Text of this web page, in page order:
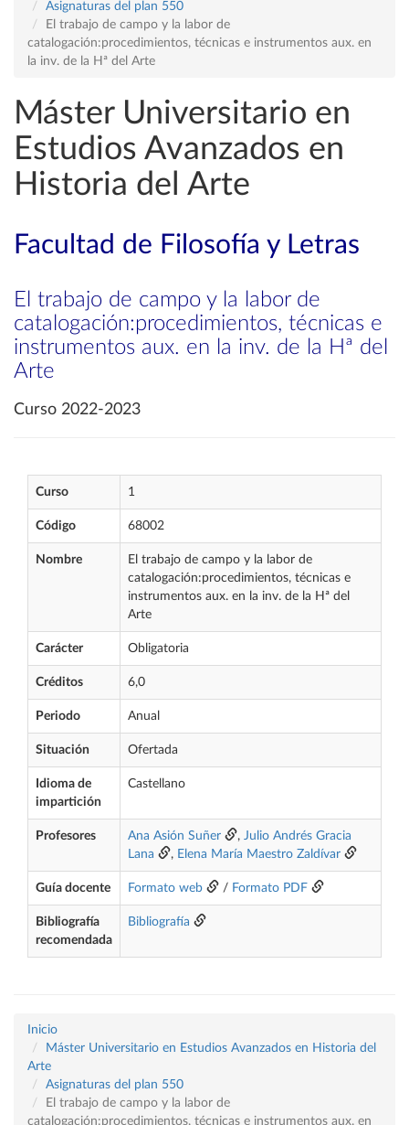
Asignaturas del plan 550
El trabajo de campo y la labor de
catalogación:procedimientos, técnicas e instrumentos aux. en
la inv. de la Hª del Arte
Máster Universitario en
Estudios Avanzados en
Historia del Arte
Facultad de Filosofía y Letras
El trabajo de campo y la labor de
catalogación:procedimientos, técnicas e
instrumentos aux. en la inv. de la Hª del
Arte
Curso 2022-2023
Curso 1
Código 68002
Nombre
El trabajo de campo y la labor de
catalogación:procedimientos, técnicas e
instrumentos aux. en la inv. de la Hª del
Arte
Carácter Obligatoria
Créditos 6,0
Periodo Anual
Situación Ofertada
Idioma de
impartición
Castellano
Profesores Ana Asión Suñer , Julio Andrés Gracia
Lana
, Elena María Maestro Zaldívar
Guía docente Formato web / Formato PDF
Bibliografía
recomendada
Bibliografía
Inicio
Máster Universitario en Estudios Avanzados en Historia del
Arte
Asignaturas del plan 550
El trabajo de campo y la labor de
catalogación:procedimientos, técnicas e instrumentos aux. en